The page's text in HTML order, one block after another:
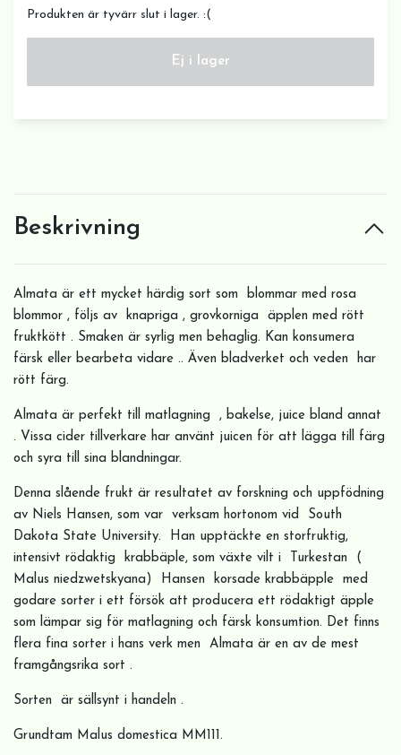
Produkten är tyvärr slut i lager. :(
Ej i lager
Beskrivning
Almata är ett mycket härdig sort som blommar med rosa
blommor , följs av knapriga , grovkorniga äpplen med rött
fruktkött . Smaken är syrlig men behaglig. Kan konsumera
färsk eller bearbeta vidare .. Även bladverket och veden har
rött färg.
Almata är perfekt till matlagning , bakelse, juice bland annat
. Vissa cider tillverkare har använt juicen för att lägga till färg
och syra till sina blandningar.
Denna slående frukt är resultatet av forskning och uppfödning
av Niels Hansen, som var verksam hortonom vid South
Dakota State University. Han upptäckte en storfruktig,
intensivt rödaktig krabbäple, som växte vilt i Turkestan (
Malus niedzwetskyana) Hansen korsade krabbäpple med
godare sorter i ett försök att producera ett rödaktigt äpple
som lämpar sig för matlagning och färsk konsumtion. Det finns
flera fina sorter i hans verk men Almata är en av de mest
framgångsrika sort .
Sorten är sällsynt i handeln .
Grundtam Malus domestica MM111.